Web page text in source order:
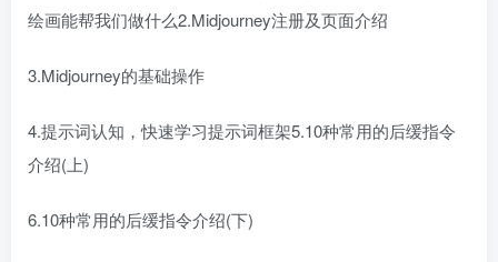
绘画能帮我们做什么2.Midjourney注册及页面介绍
3.Midjourney的基础操作
4.提示词认知，快速学习提示词框架5.10种常用的后缓指令
介绍(上)
6.10种常用的后缓指令介绍(下)